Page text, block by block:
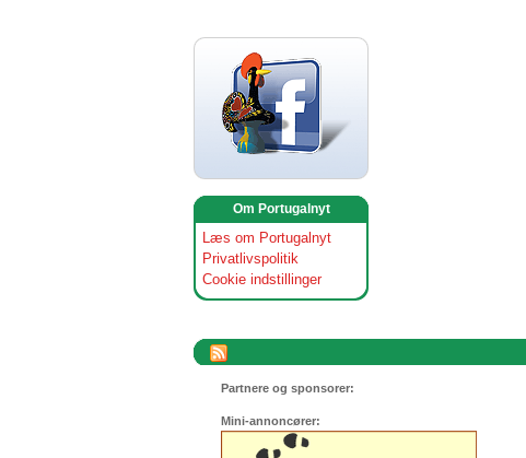
Om Portugalnyt
Læs om Portugalnyt
Privatlivspolitik
Cookie indstillinger
Partnere og sponsorer:
Mini-annoncører: